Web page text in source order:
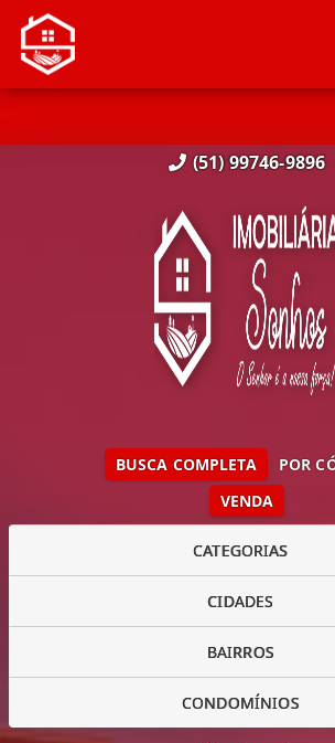
(51) 99746-9896
VENDA
BUSCA COMPLETA POR
CATEGORIAS
CIDADES
BAIRROS
CONDOMÍNIOS